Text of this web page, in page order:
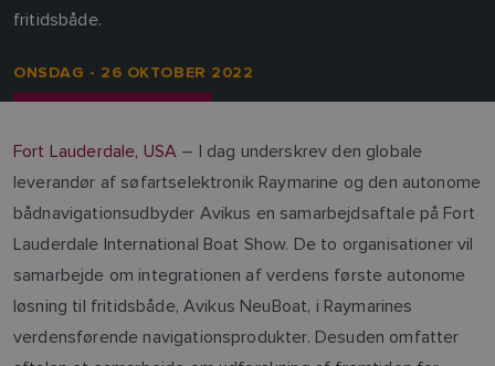
fritidsbåde.
ONSDAG - 26 OKTOBER 2022
Fort Lauderdale, USA – I dag underskrev den globale
leverandør af søfartselektronik Raymarine og den autonome
bådnavigationsudbyder Avikus en samarbejdsaftale på Fort
Lauderdale International Boat Show. De to organisationer vil
samarbejde om integrationen af verdens første autonome
løsning til fritidsbåde, Avikus NeuBoat, i Raymarines
verdensførende navigationsprodukter. Desuden omfatter